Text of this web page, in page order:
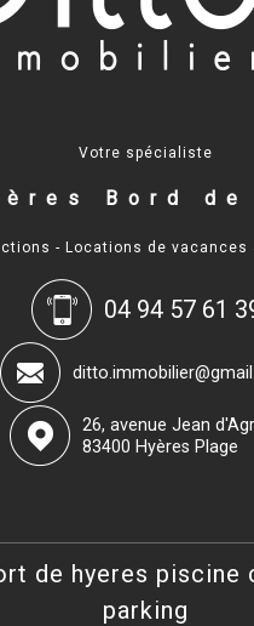
Votre spécialiste
Bord de
- Locations de vacances
04 94 57 61
26, avenue Jean
83400 Hyères Plage
parking